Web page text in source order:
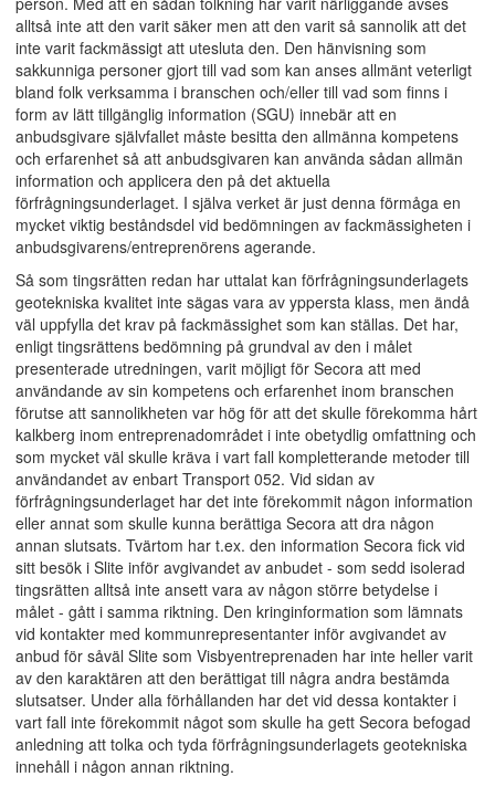
alltså inte att den varit säker men att den varit så sannolik att det
inte varit fackmässigt att utesluta den. Den hänvisning som
sakkunniga personer gjort till vad som kan anses allmänt veterligt
bland folk verksamma i branschen och/eller till vad som finns i
form av lätt tillgänglig information (SGU) innebär att en
anbudsgivare självfallet måste besitta den allmänna kompetens
och erfarenhet så att anbudsgivaren kan använda sådan allmän
information och applicera den på det aktuella
förfrågningsunderlaget. I själva verket är just denna förmåga en
mycket viktig beståndsdel vid bedömningen av fackmässigheten i
anbudsgivarens/entreprenörens agerande.
Så som tingsrätten redan har uttalat kan förfrågningsunderlagets
geotekniska kvalitet inte sägas vara av yppersta klass, men ändå
väl uppfylla det krav på fackmässighet som kan ställas. Det har,
enligt tingsrättens bedömning på grundval av den i målet
presenterade utredningen, varit möjligt för Secora att med
användande av sin kompetens och erfarenhet inom branschen
förutse att sannolikheten var hög för att det skulle förekomma hårt
kalkberg inom entreprenadområdet i inte obetydlig omfattning och
som mycket väl skulle kräva i vart fall kompletterande metoder till
användandet av enbart Transport 052. Vid sidan av
förfrågningsunderlaget har det inte förekommit någon information
eller annat som skulle kunna berättiga Secora att dra någon
annan slutsats. Tvärtom har t.ex. den information Secora fick vid
sitt besök i Slite inför avgivandet av anbudet - som sedd isolerad
tingsrätten alltså inte ansett vara av någon större betydelse i
målet - gått i samma riktning. Den kringinformation som lämnats
vid kontakter med kommunrepresentanter inför avgivandet av
anbud för såväl Slite som Visbyentreprenaden har inte heller varit
av den karaktären att den berättigat till några andra bestämda
slutsatser. Under alla förhållanden har det vid dessa kontakter i
vart fall inte förekommit något som skulle ha gett Secora befogad
anledning att tolka och tyda förfrågningsunderlagets geotekniska
innehåll i någon annan riktning.